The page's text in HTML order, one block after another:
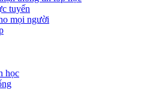
tuyến
mọi người
học